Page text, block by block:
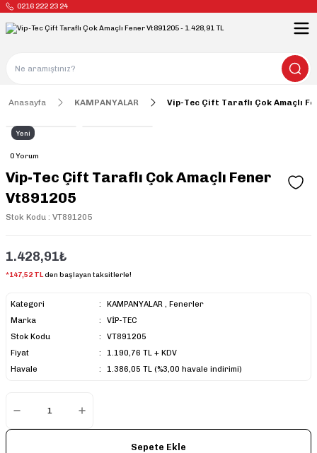
0216 222 23 24
Anasayfa KAMPANYALAR Vip-Tec Çift Taraflı Çok Amaçlı
Yeni
0 Yorum
Vip-Tec Çift Taraflı Çok Amaçlı Fener
Vt891205
Stok Kodu : VT891205
1.428,91₺
*147,52 TLden başlayan taksitlerle!
Kategori KAMPANYALAR ,Fenerler
Marka
VİP-TEC
Stok Kodu
VT891205
Fiyat
1.190,76 TL + KDV
Havale
1.386,05 TL (%3,00 havale indirimi)
Sepete Ekle